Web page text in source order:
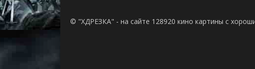
© "ХДРЕЗКА" - на сайте 128920 кино картины с